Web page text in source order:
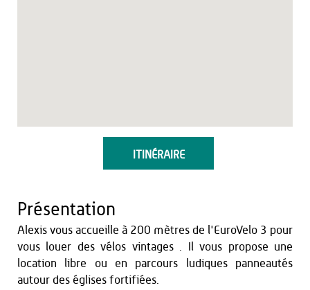
ITINÉRAIRE
Présentation
Alexis vous accueille à 200 mètres de l'EuroVelo 3 pour
vous louer des vélos vintages . Il vous propose une
location libre ou en parcours ludiques panneautés
autour des églises fortifiées.